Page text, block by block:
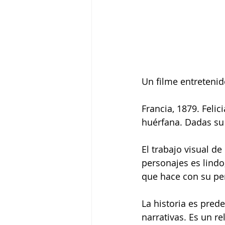
Un filme
Francia, 1879.
huérfana. Dadas
El trabajo visual
personajes es
que hace con su
La historia es
narrativas. Es un